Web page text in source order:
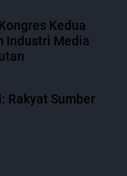
Kedua
Industri Media
Rakyat Sumber